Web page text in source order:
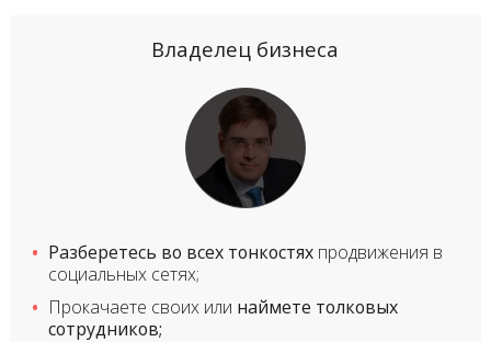
Владелец бизнеса
Разберетесь во всех тонкостяхпродвижения в
социальных сетях;
Прокачаете своих или наймете толковых
сотрудников;